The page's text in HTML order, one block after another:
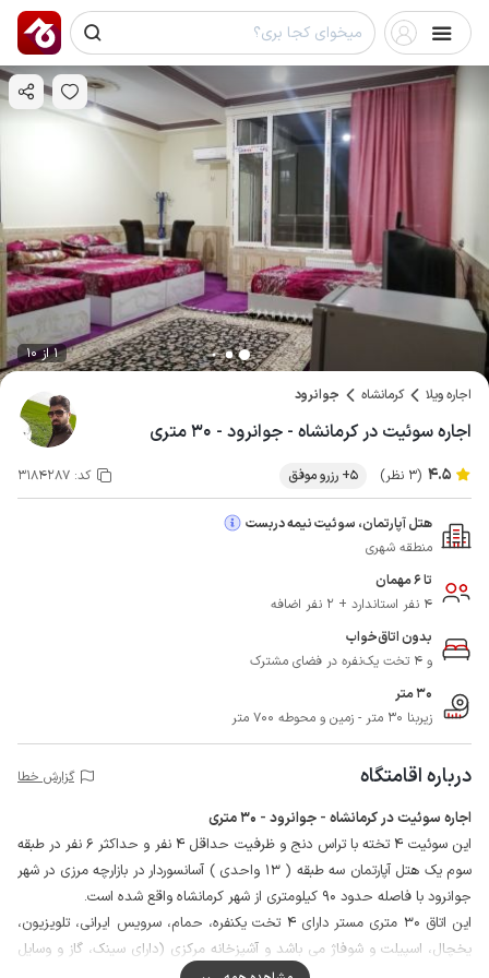
1 از 10
اجاره ویلا کرمانشاه جوانرود
اجاره سوئیت در کرمانشاه - جوانرود - ۳۰ متری
4.5 (3 نظر) 5+ رزرو موفق کد: 3184287
هتل آپارتمان، سوئیت نیمه دربست
منطقه شهری
تا 6 مهمان
4 نفر استاندارد + 2 نفر اضافه
بدون اتاق‌خواب
و 4 تخت یک‌نفره در فضای مشترک
30 متر
زیربنا 30 متر - زمین و محوطه 700 متر
درباره اقامتگاه گزارش خطا
اجاره سوئیت در کرمانشاه - جوانرود - 30 متری
این سوئیت 4 تخته با تراس دنج و ظرفیت حداقل 4 نفر و حداکثر 6 نفر در طبقه
سوم یک هتل آپارتمان سه طبقه ( 13 واحدی ) آسانسوردار در بازارچه مرزی در شهر
جوانرود با فاصله حدود 90 کیلومتری از شهر کرمانشاه واقع شده است.
این اتاق 30 متری مستر دارای 4 تخت یکنفره، حمام، سرویس ایرانی، تلویزیون،
یخچال، اسپیلت و شوفاژ می باشد و آشپزخانه مرکزی (دارای سینک، گاز و وسایل